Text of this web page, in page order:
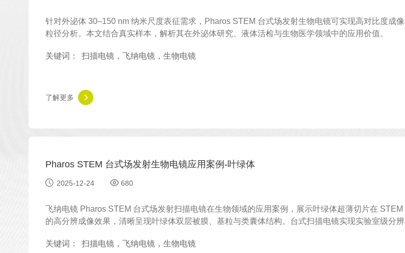
针对外泌体 30–150 nm 纳米尺度表征需求，Pharos STEM 台式场发射生物电镜可实现高对比度成
粒径分析。本文结合真实样本，解析其在外泌体研究、液体活检与生物医学领域中的应用价值。
关键词： 扫描电镜，飞纳电镜，生物电镜
了解更多
Pharos STEM 台式场发射生物电镜应用案例-叶绿体
2025-12-24 680
飞纳电镜 Pharos STEM 台式场发射扫描电镜在生物领域的应用案例，展示叶绿体超薄切片在 STEM
的高分辨成像效果，清晰呈现叶绿体双层被膜、基粒与类囊体结构。台式扫描电镜实现实验室级分
关键词：
扫描电镜，飞纳电镜，生物电镜